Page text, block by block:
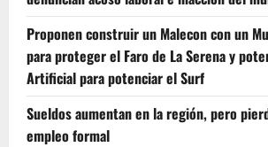
Proponen construir un Malecon con un
para proteger el Faro de La Serena y
Artificial para potenciar el Surf
Sueldos aumentan en la región, pero
empleo formal